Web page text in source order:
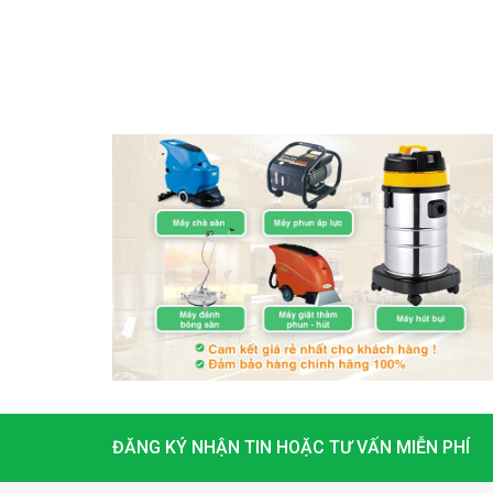
ĐĂNG KÝ NHẬN TIN HOẶC TƯ VẤN MIỄN PHÍ